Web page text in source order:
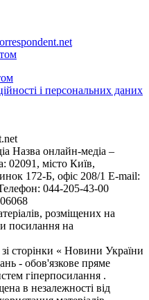
і персональних даних
Назва онлайн-медіа –
02091, місто Київ,
172-Б, офіс 208/1 E-mail:
044-205-43-00
розміщених на
посилання на
сторінки « Новини України
- обов'язкове пряме
гіперпосилання .
в незалежності від